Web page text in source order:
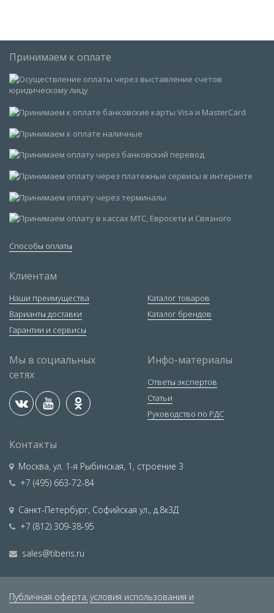
Принимаем к оплате
Способы оплаты
Клиентам
Наши преимущества
Варианты доставки
Гарантии и сервисы
Каталог товаров
Каталог брендов
Мы в социальных
сетях
Инфо-материалы
Ответы экспертов
Статьи
Руководство по РДС
Контакты
Москва, ул. 1-я Рыбинская, 1, строение 3
+7 (495) 663-72-84
Санкт-Петербург, Софийская ул., д.8к3Д
+7 (812) 309-38-95
sales@tiberis.ru
Публичная оферта, условия использования и